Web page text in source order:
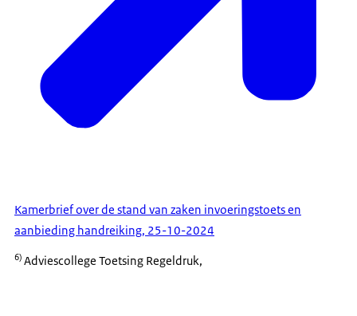
Kamerbrief over de stand van zaken invoeringstoets en
aanbieding handreiking, 25-10-2024
6) Adviescollege Toetsing Regeldruk,